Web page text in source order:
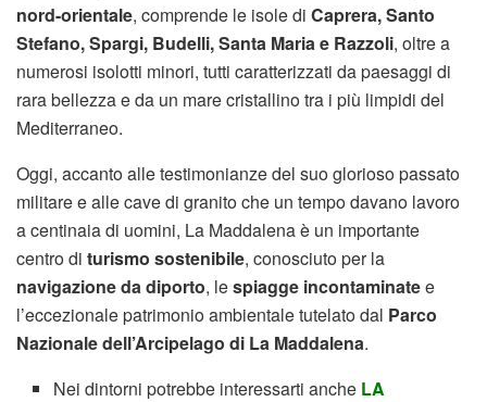
nord-orientale, comprende le isole di Caprera, Santo
Stefano, Spargi, Budelli, Santa Maria e Razzoli, oltre a
numerosi isolotti minori, tutti caratterizzati da paesaggi di
rara bellezza e da un mare cristallino tra i più limpidi del
Mediterraneo.
Oggi, accanto alle testimonianze del suo glorioso passato
militare e alle cave di granito che un tempo davano lavoro
a centinaia di uomini, La Maddalena è un importante
centro di turismo sostenibile, conosciuto per la
navigazione da diporto, lespiagge incontaminatee
l’eccezionale patrimonio ambientale tutelato dal Parco
Nazionale dell’Arcipelago di La Maddalena.
Nei dintorni potrebbe interessarti anche LA